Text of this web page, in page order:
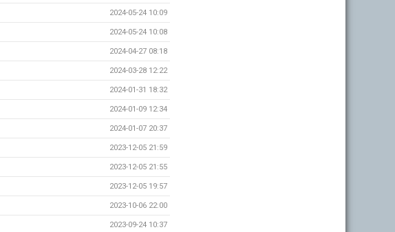
2024-05-24 10:09
2024-05-24 10:08
2024-04-27 08:18
2024-03-28 12:22
2024-01-31 18:32
2024-01-09 12:34
2024-01-07 20:37
2023-12-05 21:59
2023-12-05 21:55
2023-12-05 19:57
2023-10-06 22:00
2023-09-24 10:37